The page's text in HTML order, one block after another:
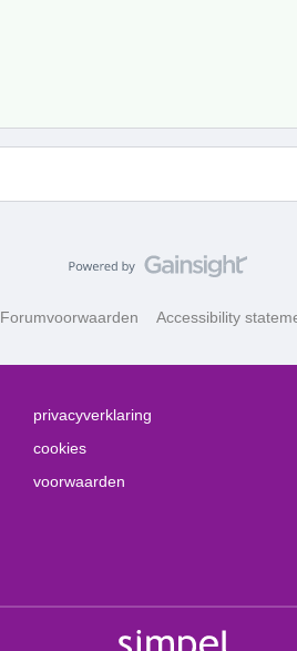
Forumvoorwaarden Accessibility
privacyverklaring
cookies
voorwaarden